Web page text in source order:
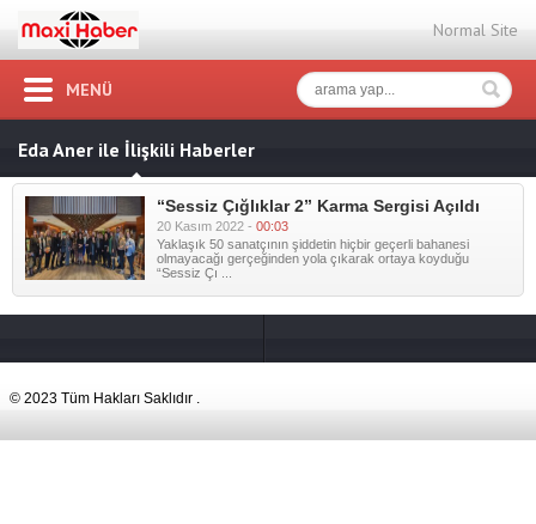
Normal Site
MENÜ
Eda Aner ile İlişkili Haberler
“Sessiz Çığlıklar 2” Karma Sergisi Açıldı
20 Kasım 2022 - 00:03
Yaklaşık 50 sanatçının şiddetin hiçbir geçerli bahanesi
olmayacağı gerçeğinden yola çıkarak ortaya koyduğu
“Sessiz Çı ...
© 2023 Tüm Hakları Saklıdır .